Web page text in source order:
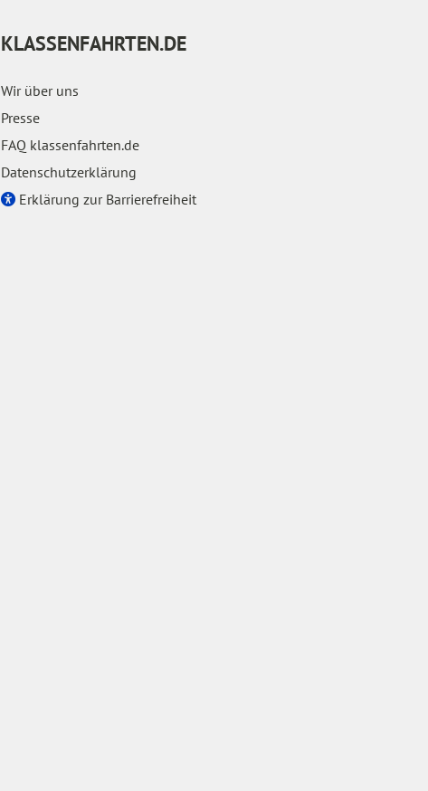
KLASSENFAHRTEN.DE
Wir über uns
Presse
FAQ klassenfahrten.de
Datenschutzerklärung
Erklärung zur Barrierefreiheit